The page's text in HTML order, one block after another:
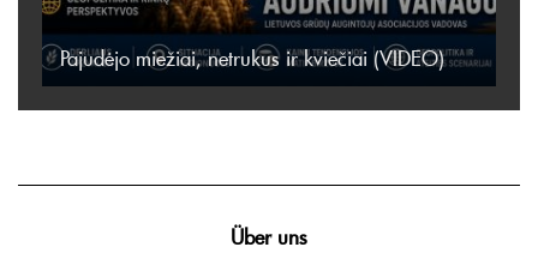
Pajudėjo miežiai, netrukus ir kviečiai (VIDEO)
Über uns